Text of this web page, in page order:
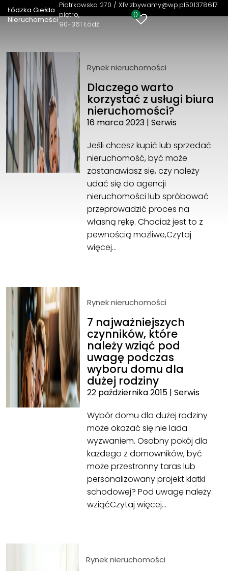
Łódzka Giełda
Nieruchomości
Piotrkowska 270 / XIV
piętro
90-361 Łódź
zbywamy@wp.pl501378617
0
Łódzka Giełda Nieruchomości
90-361 Łódź
501378617
zbywamy@wp.pl
Rynek nieruchomości
Dlaczego warto
korzystać z usługi biura
nieruchomości?
16 marca 2023| Serwis
Jeśli chcesz kupić lub sprzedać
nieruchomość, być może
zastanawiasz się, czy należy
udać się do agencji
nieruchomości lub spróbować
przeprowadzić proces na
własną rękę. Chociaż jest to z
pewnością możliwe,Czytaj
więcej…
Rynek nieruchomości
7 najważniejszych
czynników, które
należy wziąć pod
uwagę podczas
wyboru domu dla
dużej rodziny
22 października 2015 |Serwis
Wybór domu dla dużej rodziny
może okazać się nie lada
wyzwaniem. Osobny pokój dla
każdego z domowników, być
może przestronny taras lub
personalizowany projekt klatki
schodowej? Pod uwagę należy
wziąćCzytaj więcej…
Rynek nieruchomości